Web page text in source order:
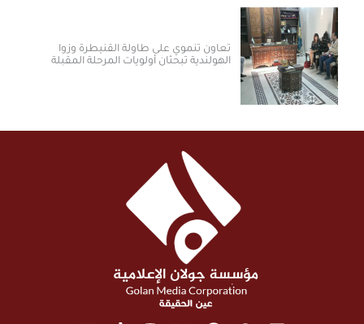
تعاون تنموي على طاولة القنيطرة وزوا
الهولندية تبحثان أولويات المرحلة المقبلة